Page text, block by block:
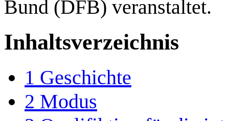
Bund (DFB) veranstaltet.
Inhaltsverzeichnis
1 Geschichte
2 Modus